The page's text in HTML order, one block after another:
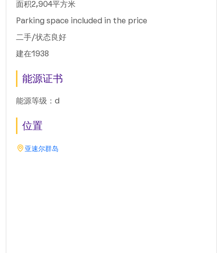
面积2,904平方米
Parking space included in the price
二手/状态良好
建在1938
能源证书
能源等级：d
位置
亚速尔群岛